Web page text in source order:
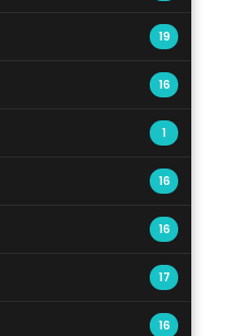
19
16
1
16
16
17
16